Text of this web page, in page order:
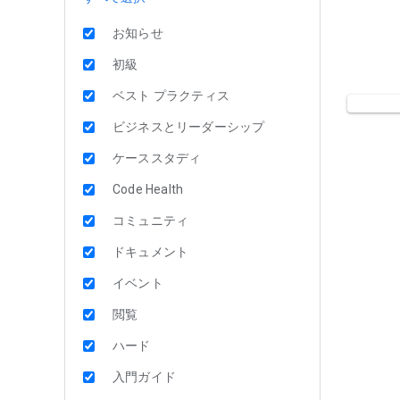
お知らせ
初級
ベスト プラクティス
ビジネスとリーダーシップ
ケーススタディ
Code Health
コミュニティ
ドキュメント
イベント
閲覧
ハード
入門ガイド